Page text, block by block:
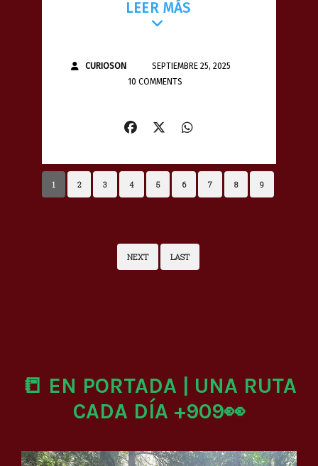
LEER MÁS
CURIOSON
SEPTIEMBRE 25, 2025
10 COMMENTS
1 2 3 4 5 6 7 8 9
NEXT LAST
📒 EN PORTADA | UNA RUTA
CADA DÍA +909👀